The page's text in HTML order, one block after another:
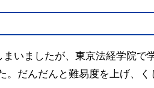
いましたが、東京法経学院で
だんだんと難易度を上げ、